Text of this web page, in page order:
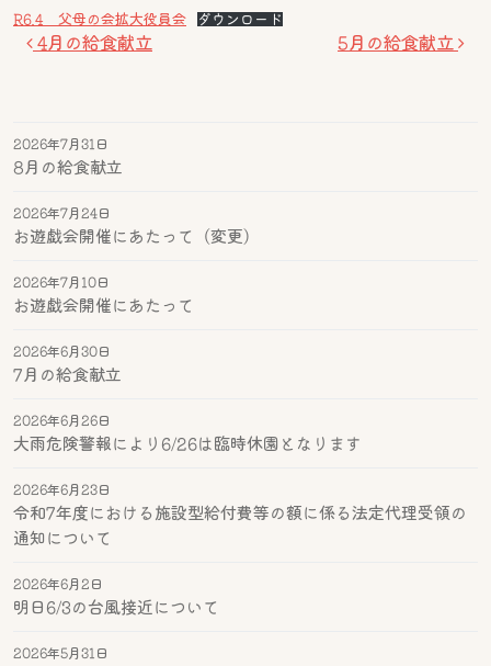
8月の給食献立
2026年7月31日
お遊戯会開催にあたって（変更）
2026年7月24日
お遊戯会開催にあたって
2026年7月10日
7月の給食献立
2026年6月30日
大雨危険警報により6/26は臨時休園となります
2026年6月26日
令和7年度における施設型給付費等の額に係る法定代理受領の
通知について
2026年6月23日
明日6/3の台風接近について
2026年6月2日
2026年5月31日
R6.4 父母の会拡大役員会 ダウンロード
投稿ナビゲーション
4月の給食献立 5月の給食献立